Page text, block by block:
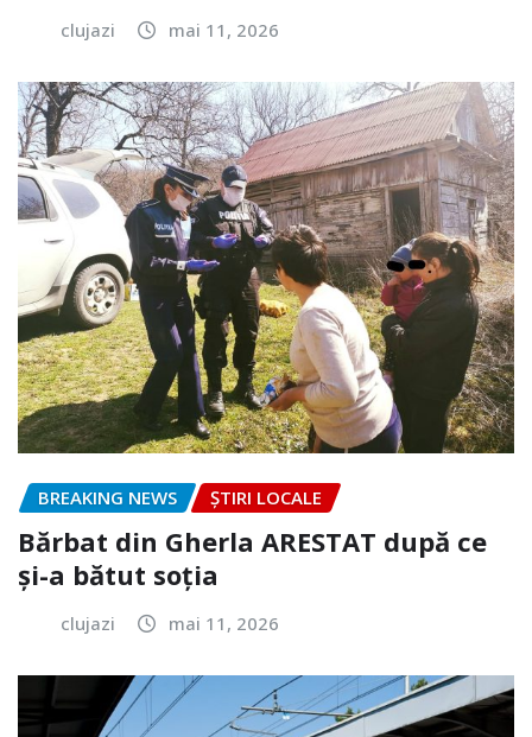
clujazi mai 11, 2026
BREAKING NEWS ȘTIRI LOCALE
Bărbat din Gherla ARESTAT după ce
și-a bătut soția
clujazi mai 11, 2026